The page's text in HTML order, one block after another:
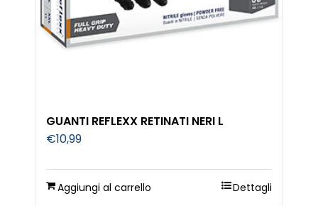
GUANTI REFLEXX RETINATI NERI L
€10,99
Aggiungi al carrello Dettagli